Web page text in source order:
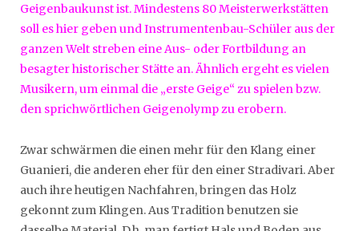
Geigenbaukunst ist. Mindestens 80 Meisterwerkstätten
soll es hier geben und Instrumentenbau-Schüler aus der
ganzen Welt streben eine Aus- oder Fortbildung an
besagter historischer Stätte an. Ähnlich ergeht es vielen
Musikern, um einmal die „erste Geige“ zu spielen bzw.
den sprichwörtlichen Geigenolymp zu erobern.
Zwar schwärmen die einen mehr für den Klang einer
Guanieri, die anderen eher für den einer Stradivari. Aber
auch ihre heutigen Nachfahren, bringen das Holz
gekonnt zum Klingen. Aus Tradition benutzen sie